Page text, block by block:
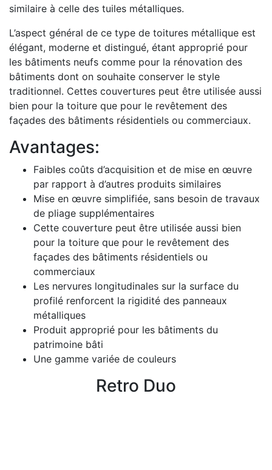
similaire à celle des tuiles métalliques.
L’aspect général de ce type de toitures métallique est
élégant, moderne et distingué, étant approprié pour
les bâtiments neufs comme pour la rénovation des
bâtiments dont on souhaite conserver le style
traditionnel. Cettes couvertures peut être utilisée aussi
bien pour la toiture que pour le revêtement des
façades des bâtiments résidentiels ou commerciaux.
Avantages:
Faibles coûts d’acquisition et de mise en œuvre
par rapport à d’autres produits similaires
Mise en œuvre simplifiée, sans besoin de travaux
de pliage supplémentaires
Cette couverture peut être utilisée aussi bien
pour la toiture que pour le revêtement des
façades des bâtiments résidentiels ou
commerciaux
Les nervures longitudinales sur la surface du
profilé renforcent la rigidité des panneaux
métalliques
Produit approprié pour les bâtiments du
patrimoine bâti
Une gamme variée de couleurs
Retro Duo